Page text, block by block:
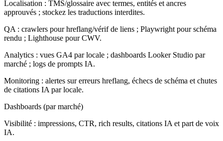
Localisation : TMS/glossaire avec termes, entités et ancres
approuvés ; stockez les traductions interdites.
QA : crawlers pour hreflang/vérif de liens ; Playwright pour schéma
rendu ; Lighthouse pour CWV.
Analytics : vues GA4 par locale ; dashboards Looker Studio par
marché ; logs de prompts IA.
Monitoring : alertes sur erreurs hreflang, échecs de schéma et chutes
de citations IA par locale.
Dashboards (par marché)
Visibilité : impressions, CTR, rich results, citations IA et part de voix
IA.